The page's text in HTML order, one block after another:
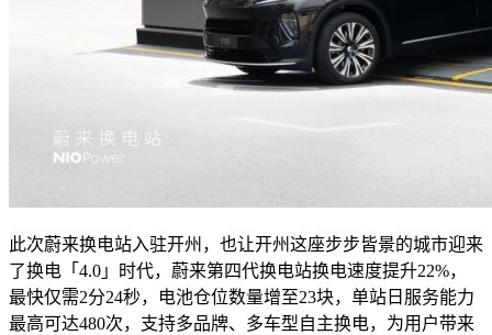
此次蔚来换电站入驻开州，也让开州这座步步皆景的城市迎来
了换电「4.0」时代，蔚来第四代换电站换电速度提升22%，
最快仅需2分24秒，电池仓位数量增至23块，单站日服务能力
最高可达480次，支持多品牌、多车型自主换电，为用户带来